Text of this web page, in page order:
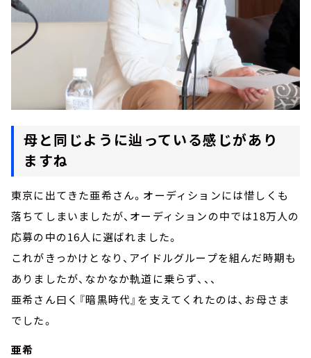
母と同じように辿っている感じがあり
ますね
東京に出てきた亜希さん。オーディションには惜しくも
落ちてしまいましたが、オーディションの中では18万人の
応募の中の16人に選ばれました。
これがきっかけとなり、アイドルグループを組んだ時期も
ありましたが、なかなか軌道に乗らず、、、
亜希さん曰く『暗黒時代』を支えてくれたのは、お母さま
でした。
亜希